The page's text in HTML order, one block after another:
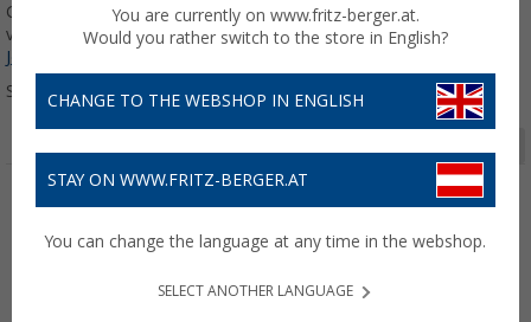
Gartenwerkzeuge, wie Hochdruckreiniger von Kärcher, lassen sich
vielseitig einsetzen. Beispielsweise in der Garage, Werkstatt oder
Jetzt mehr über unsere Kategorie
Sortieren:
% %
You are currently on www.fritz-berger.at.
Would you rather switch to the store in English?
CHANGE TO THE WEBSHOP IN ENGLISH
STAY ON WWW.FRITZ-BERGER.AT
You can change the language at any time in the webshop.
SELECT ANOTHER LANGUAGE